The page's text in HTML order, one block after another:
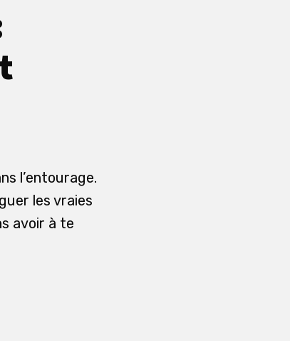
l’entourage.
les vraies
avoir à te